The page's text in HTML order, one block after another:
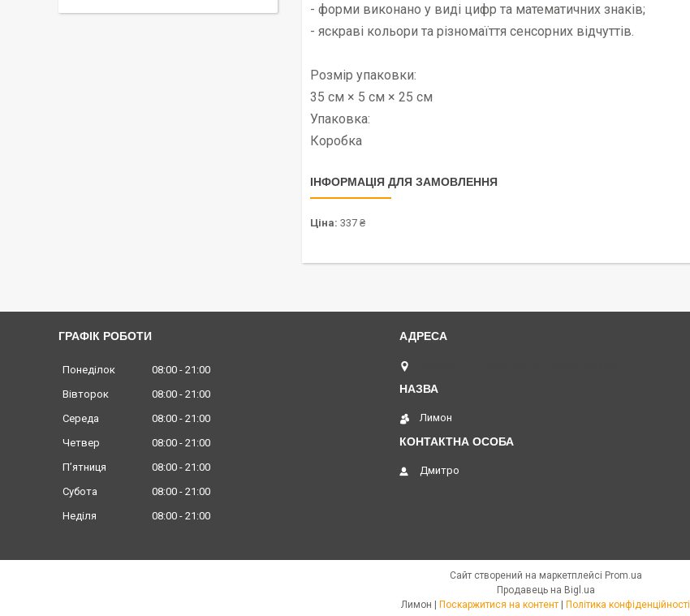
- форми виконано у виді цифр та математичних знаків;
- яскраві кольори та різномаїття сенсорних відчуттів.
Розмір упаковки:
35 см × 5 см × 25 см
Упаковка:
Коробка
ІНФОРМАЦІЯ ДЛЯ ЗАМОВЛЕННЯ
Ціна: 337 ₴
ГРАФІК РОБОТИ
Понеділок 08:00
21:00
Вівторок
08:00
21:00
Середа
08:00
21:00
Четвер
08:00
21:00
Пʼятниця
08:00
21:00
Субота
08:00
21:00
Неділя
08:00 21:00
Лимон
Дмитро
Сайт створений на маркетплейсі Prom.ua
Продавець на Bigl.ua
Поскаржитися на контент Політика конфіденційності